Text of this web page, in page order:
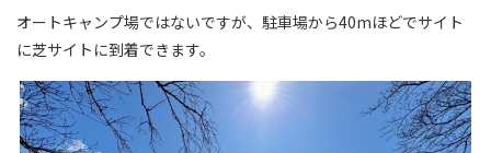
オートキャンプ場ではないですが、駐車場から40mほどでサイト
に芝サイトに到着できます。